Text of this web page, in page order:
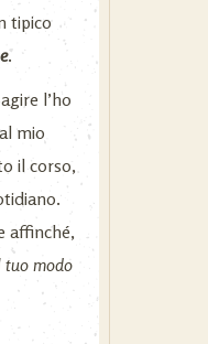
tipico
.
l’ho
al mio
il corso,
affinché,
tuo modo